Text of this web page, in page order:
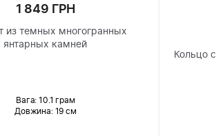
1 849 ГРН
из темных многогранных
янтарных камней
Вага: 10.1 грам
Довжина:19 см
Кольцо